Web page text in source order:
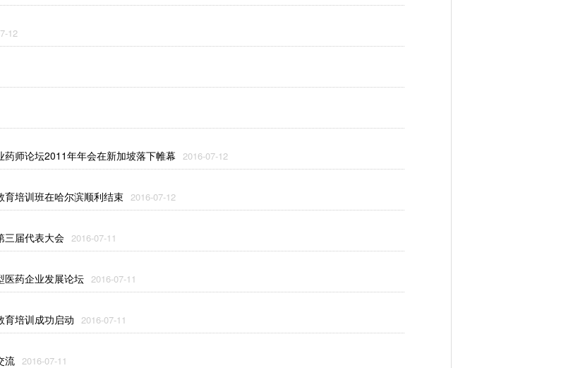
12
师论坛2011年年会在新加坡落下帷幕 2016-07-12
培训班在哈尔滨顺利结束 2016-07-12
三届代表大会 2016-07-11
医药企业发展论坛 2016-07-11
培训成功启动 2016-07-11
流 2016-07-11